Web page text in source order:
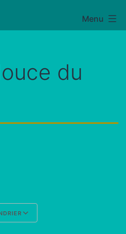
Menu
du